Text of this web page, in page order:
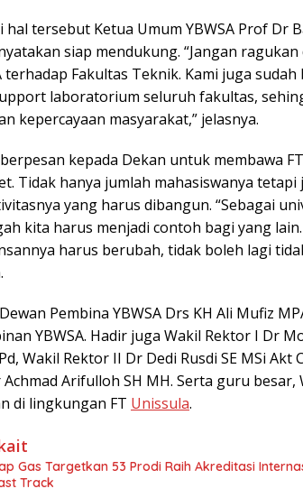
hal tersebut Ketua Umum YBWSA Prof Dr
siap mendukung. “Jangan
terhadap Fakultas Teknik. Kami juga
laboratorium seluruh fakultas,
kepercayaan masyarakat,” jelasnya.
kepada Dekan untuk membawa FT
Tidak hanya jumlah mahasiswanya
yang harus dibangun. “Sebagai
kita harus menjadi contoh bagi yang
harus berubah, tidak boleh lagi
Pembina YBWSA Drs KH Ali Mufiz
YBWSA. Hadir juga Wakil Rektor I Dr
Wakil Rektor II Dr Dedi Rusdi SE MSi Akt
Arifulloh SH MH. Serta guru besar,
di lingkungan FT Unissula.
Gas Targetkan 53 Prodi Raih Akreditasi
Track